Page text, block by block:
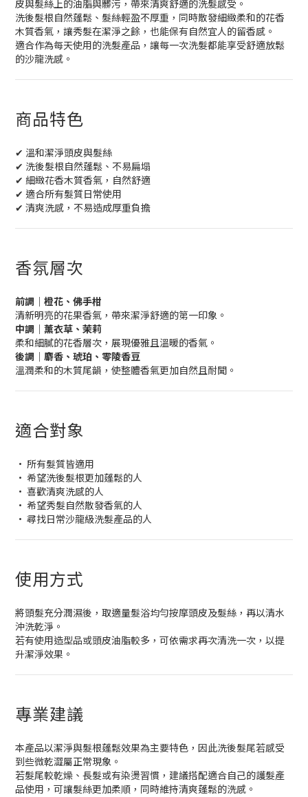
皮與髮絲上的油脂與髒污，帶來清爽舒適的洗髮感受。
洗後髮根自然蓬鬆、髮絲輕盈不厚重，同時散發細緻柔和的花香
木質香氣，讓秀髮在潔淨之餘，也能保有自然宜人的留香感。
適合作為每天使用的洗髮產品，讓每一次洗髮都能享受舒適放鬆
的沙龍洗感。
商品特色
✔ 溫和潔淨頭皮與髮絲
✔ 洗後髮根自然蓬鬆、不易扁塌
✔ 細緻花香木質香氣，自然舒適
✔ 適合所有髮質日常使用
✔ 清爽洗感，不易造成厚重負擔
香氛層次
前調｜橙花、佛手柑
清新明亮的花果香氣，帶來潔淨舒適的第一印象。
中調｜薰衣草、茉莉
柔和細膩的花香層次，展現優雅且溫暖的香氣。
後調｜麝香、琥珀、零陵香豆
溫潤柔和的木質尾韻，使整體香氣更加自然且耐聞。
適合對象
• 所有髮質皆適用
• 希望洗後髮根更加蓬鬆的人
• 喜歡清爽洗感的人
• 希望秀髮自然散發香氣的人
• 尋找日常沙龍級洗髮產品的人
使用方式
將頭髮充分潤濕後，取適量髮浴均勻按摩頭皮及髮絲，再以清水
沖洗乾淨。
若有使用造型品或頭皮油脂較多，可依需求再次清洗一次，以提
升潔淨效果。
專業建議
本產品以潔淨與髮根蓬鬆效果為主要特色，因此洗後髮尾若感受
到些微乾澀屬正常現象。
若髮尾較乾燥、長髮或有染燙習慣，建議搭配適合自己的護髮產
品使用，可讓髮絲更加柔順，同時維持清爽蓬鬆的洗感。